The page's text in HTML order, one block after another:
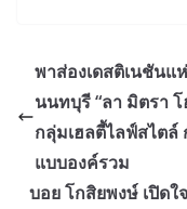
พาส่องเดสติเนชันแ
นนทบุรี “ลา มิตรา โ
กลุ่มเฮลตี้ไลฟ์สไต
แบบองค์รวม
บอย โกสิยพงษ์ เปิดใ